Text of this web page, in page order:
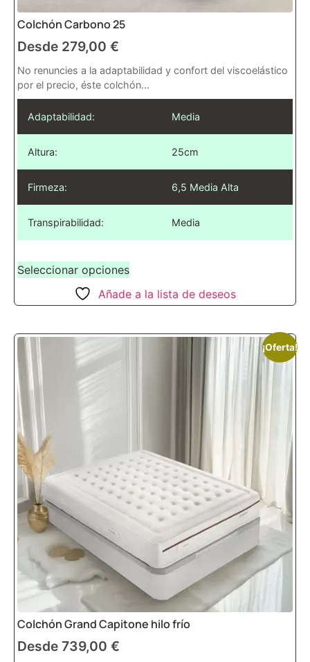
Colchón Carbono 25
Desde 279,00 €
No renuncies a la adaptabilidad y confort del viscoelástico
por el precio, éste colchón...
Adaptabilidad: Media
Altura: 25cm
Firmeza: 6,5 Media Alta
Transpirabilidad: Media
Seleccionar opciones
Añade a la lista de deseos
¡Oferta!
Colchón Grand Capitone hilo frío
Desde 739,00 €